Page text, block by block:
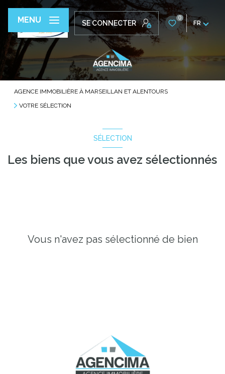
SE CONNECTER
0
FR
MENU
AGENCE IMMOBILIÈRE À MARSEILLAN ET ALENTOURS
VOTRE SÉLECTION
SÉLECTION
Les biens que vous avez sélectionnés
Vous n'avez pas sélectionné de bien